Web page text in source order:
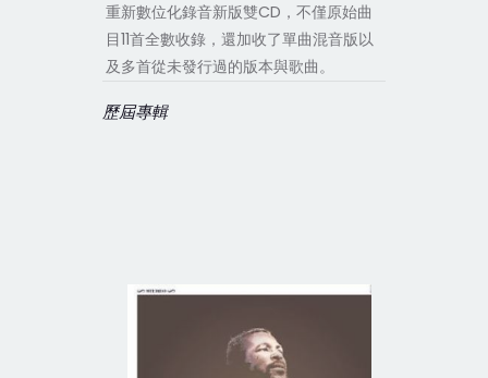
重新數位化錄音新版雙CD，不僅原始曲
目11首全數收錄，還加收了單曲混音版以
及多首從未發行過的版本與歌曲。
歷屆專輯